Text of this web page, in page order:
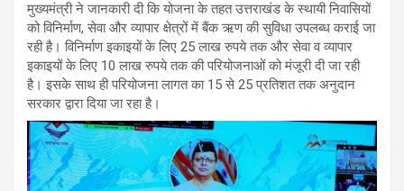
मुख्यमंत्री ने जानकारी दी कि योजना के तहत उत्तराखंड के स्थायी निवासियों
को विनिर्माण, सेवा और व्यापार क्षेत्रों में बैंक ऋण की सुविधा उपलब्ध कराई जा
रही है। विनिर्माण इकाइयों के लिए 25 लाख रुपये तक और सेवा व व्यापार
इकाइयों के लिए 10 लाख रुपये तक की परियोजनाओं को मंजूरी दी जा रही
है। इसके साथ ही परियोजना लागत का 15 से 25 प्रतिशत तक अनुदान
सरकार द्वारा दिया जा रहा है।